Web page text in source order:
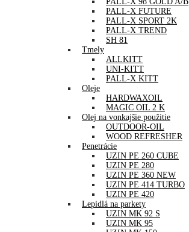
PALL-X FUTURE
PALL-X SPORT 2K
PALL-X TREND
SH 81
Tmely
ALLKITT
UNI-KITT
PALL-X KITT
Oleje
HARDWAXOIL
MAGIC OIL 2 K
Olej na vonkajšie použitie
OUTDOOR-OIL
WOOD REFRESHER
Penetrácie
UZIN PE 260 CUBE
UZIN PE 280
UZIN PE 360 NEW
UZIN PE 414 TURBO
UZIN PE 420
Lepidlá na parkety
UZIN MK 92 S
UZIN MK 95